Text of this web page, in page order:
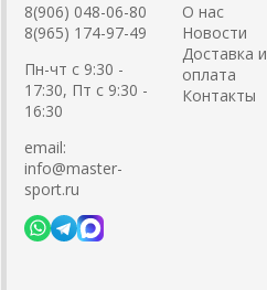
8(906) 048-06-80
8(965) 174-97-49
Пн-чт с 9:30 -
17:30, Пт с 9:30 -
16:30
email:
info@master-
sport.ru
О нас
Новости
Доставка и
оплата
Контакты